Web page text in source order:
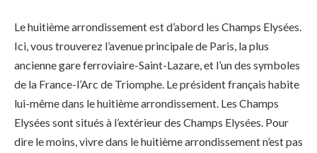
Le huitième arrondissement est d’abord les Champs Elysées.
Ici, vous trouverez l’avenue principale de Paris, la plus
ancienne gare ferroviaire-Saint-Lazare, et l’un des symboles
de la France-l’Arc de Triomphe. Le président français habite
lui-même dans le huitième arrondissement. Les Champs
Elysées sont situés à l’extérieur des Champs Elysées. Pour
dire le moins, vivre dans le huitième arrondissement n’est pas